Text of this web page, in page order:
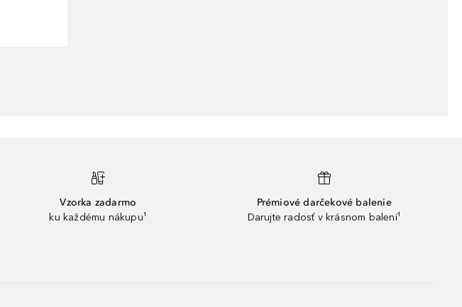
Vzorka zadarmo
ku každému nákupu¹
Prémiové darčekové balenie
Darujte radosť v krásnom balení¹